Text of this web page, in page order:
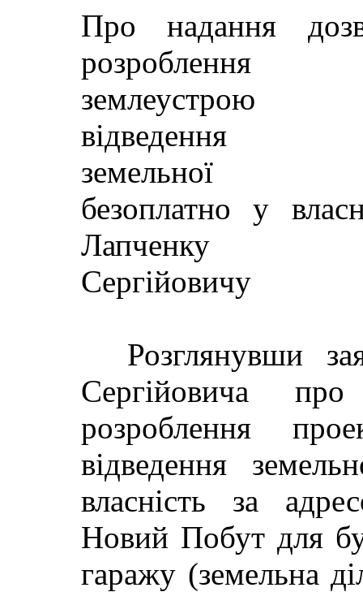
Про надання
розроблення
відведення
земельної
безоплатно у
Лапченку
Сергійовичу
Розглянувши
Сергійовича
розроблення
відведення
власність за
Новий Побут для
гаражу (земельна